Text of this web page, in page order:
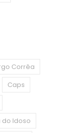
Corrêa
Caps
do Idoso